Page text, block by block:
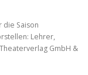
die Saison
Lehrer,
GmbH &